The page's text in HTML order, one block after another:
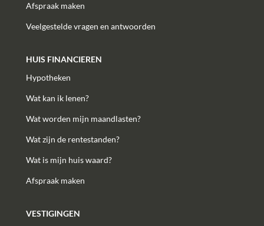
Afspraak maken
Veelgestelde vragen en antwoorden
HUIS FINANCIEREN
Hypotheken
Wat kan ik lenen?
Wat worden mijn maandlasten?
Wat zijn de rentestanden?
Wat is mijn huis waard?
Afspraak maken
VESTIGINGEN